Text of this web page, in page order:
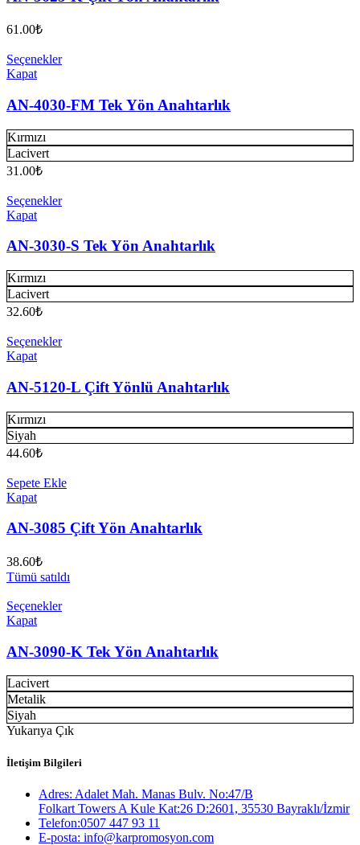
61.00₺
Seçenekler
Kapat
AN-4030-FM Tek Yön Anahtarlık
Kırmızı
Lacivert
31.00₺
Seçenekler
Kapat
AN-3030-S Tek Yön Anahtarlık
Kırmızı
Lacivert
32.60₺
Seçenekler
Kapat
AN-5120-L Çift Yönlü Anahtarlık
Kırmızı
Siyah
44.60₺
Sepete Ekle
Kapat
AN-3085 Çift Yön Anahtarlık
38.60₺
Tümü satıldı
Seçenekler
Kapat
AN-3090-K Tek Yön Anahtarlık
Lacivert
Metalik
Siyah
Yukarıya Çık
İletişim Bilgileri
Adres: Adalet Mah. Manas Bulv. No:47/B
Folkart Towers A Kule Kat:26 D:2601, 35530 Bayraklı/İzmir
Telefon:0507 447 93 11
E-posta: info@karpromosyon.com